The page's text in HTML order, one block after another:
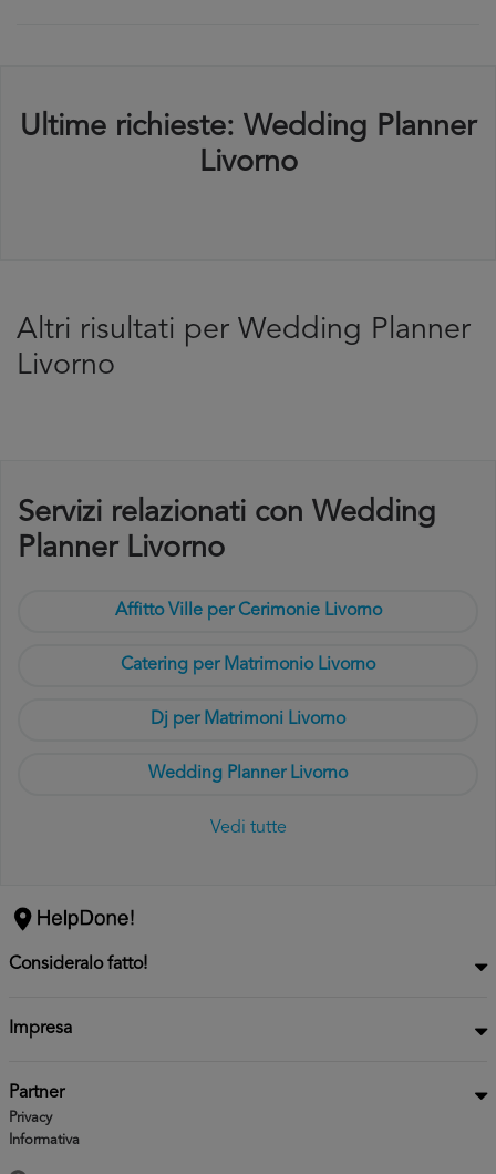
Ultime richieste: Wedding Planner
Livorno
Altri risultati per Wedding Planner
Livorno
Servizi relazionati con Wedding
Planner Livorno
Affitto Ville per Cerimonie Livorno
Catering per Matrimonio Livorno
Dj per Matrimoni Livorno
Wedding Planner Livorno
Vedi tutte
Consideralo fatto!
Impresa
Partner
Privacy
Informativa